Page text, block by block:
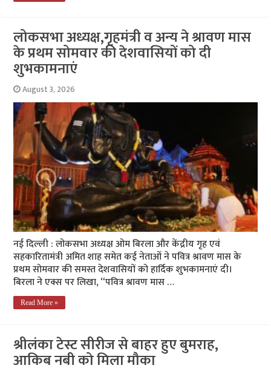
लोकसभा अध्यक्ष,गृहमंत्री व अन्य ने श्रावण मास
के प्रथम सोमवार की देशवासियों को दी
शुभकामनाएं
August 3, 2026
नई दिल्ली : लोकसभा अध्यक्ष ओम बिरला और केंद्रीय गृह एवं
सहकारितामंत्री अमित शाह समेत कई नेताओं ने पवित्र श्रावण मास के
प्रथम सोमवार की समस्त देशवासियों को हार्दिक शुभकामनाएं दी।
बिरला ने एक्स पर लिखा, “पवित्र श्रावण मास …
Read More »
श्रीलंका टेस्ट सीरीज से बाहर हुए बुमराह,
आकिब नबी को मिला मौका